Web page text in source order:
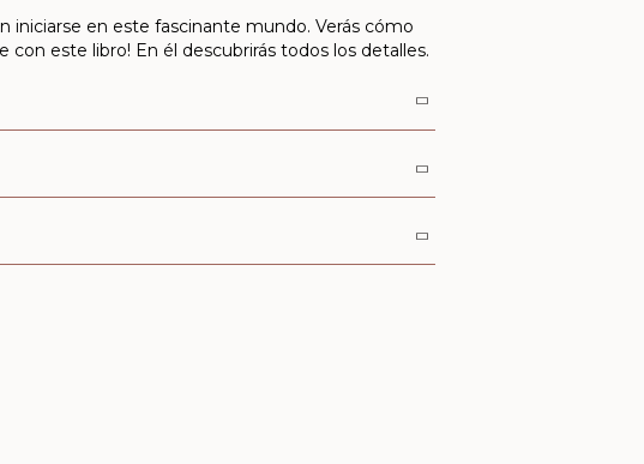
iniciarse en este fascinante mundo. Verás cómo
este libro! En él descubrirás todos los detalles.